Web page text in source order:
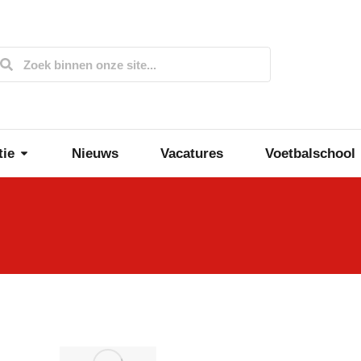
Nieuws Vacatures Voetbalschool